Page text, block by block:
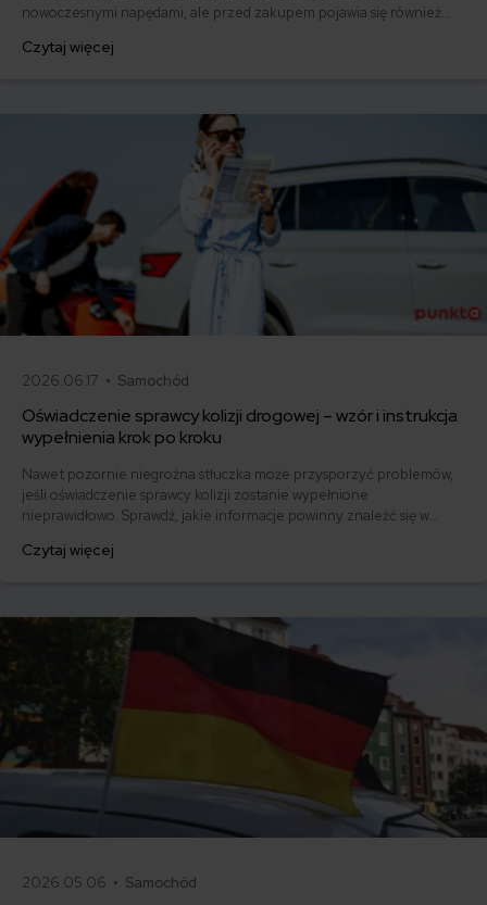
nowoczesnymi napędami, ale przed zakupem pojawia się również
komunikacyjne dla marek takich jak MG, BYD, Omoda, Jaecoo i BAIC
Czytaj więcej
2026.06.17 • Samochód
Oświadczenie sprawcy kolizji drogowej – wzór i instrukcja
wypełnienia krok po kroku
Nawet pozornie niegroźna stłuczka może przysporzyć problemów,
jeśli oświadczenie sprawcy kolizji zostanie wypełnione
nieprawidłowo. Sprawdź, jakie informacje powinny znaleźć się w
Czytaj więcej
2026.05.06 • Samochód